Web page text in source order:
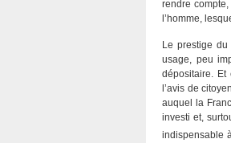
rendre
l’homme,
Le prestige
usage, peu
dépositaire. Et
l’avis de
auquel la
investi et,
indispensable